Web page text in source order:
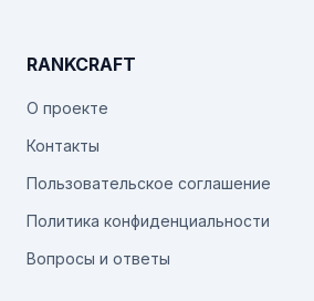
RANKCRAFT
О проекте
Контакты
Пользовательское соглашение
Политика конфиденциальности
Вопросы и ответы